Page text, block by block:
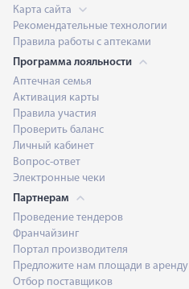
Карта сайта
Рекомендательные технологии
Правила работы с аптеками
Программа лояльности
Аптечная семья
Активация карты
Правила участия
Проверить баланс
Личный кабинет
Вопрос-ответ
Электронные чеки
Партнерам
Проведение тендеров
Франчайзинг
Портал производителя
Предложите нам площади в аренду
Отбор поставщиков